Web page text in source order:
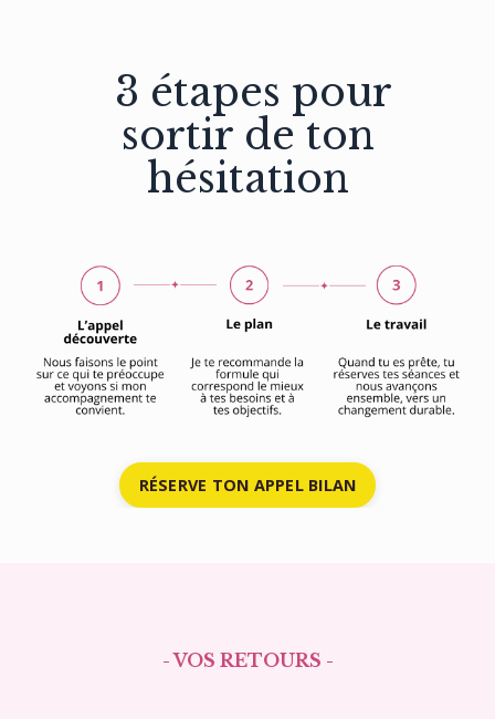
3 étapes pour
sortir de ton
hésitation
RÉSERVE TON APPEL BILAN
- VOS RETOURS -